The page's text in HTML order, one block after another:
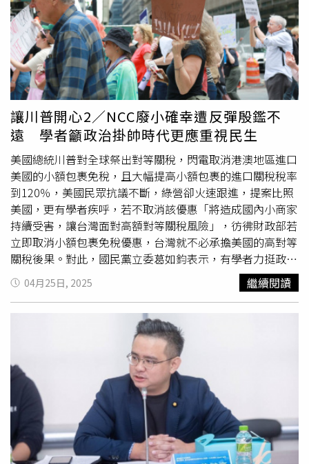
長，阿公才悻悻然離去。徐慧芯直言，其實不論政策如何改
變，一所學校的核心還是校長，如果真是貪瀆、暴力、性平
問題，也輪不到外聘委員，光學校校安就會通報警政與社工
處理，但如今多數是「你看了就知道在搞事」的申訴案，多
數校長卻沒有擔當過濾，導致認真優良的老師飽受煎熬與折
磨，如今教育界充斥尸位素餐的鄉愿校長，如同逼死良師的
幫兇。台中教育大學教授陳延興則直言，學校行政人員多數
法治觀念薄弱，對於如何啟動調查、學校的把關制度沒有明
確觀念，處理程序當然容易有問題，建議教育部要訂有明確
的標準作業流程，宣導正式的實施流程與作法問答集，要求
申訴者「實名為原則、匿名為例外」，還必須舉出明確的人
事時地物，才需要立案進行調查。陳延興感嘆，校事會議機
制設計的初衷，其實是為了提升對校園事件的反應效率，保
障學生權益，讓問題被釐清，但匿名而釀成濫用，對教師名
譽與職涯重大傷害是不可承受，加上頻繁申訴案件影響原本
教學，搞得學校烏雲罩頂。他具體建議，每場校事會議調查
委員，應由學校教師代表與教育局共同組成遴選小組，選出
各事件調查者，避免現行「校長自己找人」落人口實，也能
提升調查委員的中立性與公信力，真正落實「調查應超出利
害關係人範圍」的原則，才能稍稍重拾老師對「校事會議」
發經舉發仍行駛等6種行為，則將直接採最高罰3.6萬元處
罰。若偽造變造他車車牌將可直接沒入車輛，而其他偽造、
變造及矇領車牌有肇事致人傷亡，或是10年內第2次違反規
定，也可沒入車輛。另外，為達到有效嚇阻非汽車所有人的
駕駛人駕駛未領用有效車牌車輛衍生後續道路違規、治安犯
罪等行為，此次修法也加入併罰概念，如果駕駛人明知駕駛
車輛的車牌有問題，仍行駛上路，也將對駕駛人處最高額的
罰款，共3萬6000元。律師法第9條方面則通過律師若受一
年有期徒刑以上刑之裁判確定、曾受本法所定除名處分等，
法務部應廢止其律師證書。法務部日前表示，廢止其律師證
書，以維護律師綱紀及形象，並確保司法威信。另電信管理
業務規費收費標準第十四條則修正新增電信管制射頻材之製
造及輸入審查、封存之 審查費、封存費或監毀費。
讓川普開心2／NCC廢小確幸遭反彈殷鑑不
遠 學者籲政治掛帥時代更應重視民生
美國總統川普對全球祭出對等關稅，閃電取消港澳地區進口
美國的小額包裹免稅，且大幅提高小額包裹的進口關稅稅率
到120％，美國民眾抗議不斷，綠營卻火速跟進，提案比照
美國，更有學者疾呼，若不取消該優惠「將造成國內小商家
持續受害，讓台灣面對高額對等關稅風險」，彷彿財政部若
立即取消小額包裹免稅優惠，台灣就不必承擔美國的高對等
關稅後果。對此，國民黨立委葛如鈞表示，有學者力挺政府
「管制、加嚴」的主張，近年其實早就屢見不鮮，例如之
前，NCC(國家通訊傳播委員會）針對特定類別電子產品收
取750元審查費引發議論時，就曾有學者、法界人士力挺
NCC，強調電子產品進口，當然要檢驗審查，否則危害國
安，多收檢驗費於法有據，並反批在野黨質疑NCC找麻煩。
直到不分黨派網友串連怒吼，質疑帶兩台不必檢驗、第三台
就要多收錢，NCC也坦承有收錢未必有檢驗，力挺NCC言論
才「突然詭異消失」。葛如鈞分析，750元之亂，或財政部
研議取消陸港小額包裹免稅優惠，都有「影響範圍廣」「透
明度及比例遭質疑」「政策由上而下事前未溝通」的共通
點。他說，川普宣布取消小額包裹優惠，就是要透過關稅實
施「本地保護主義」，但經濟學及歷史早已告訴大家，本地
04月25日, 2025 繼續閱讀